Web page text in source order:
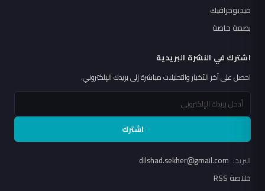
فيديوجرافيك
بصمة خاصة
اشترك في النشرة البريدية
احصل على آخر الأخبار والتحليلات مباشرة إلى بريدك الإلكتروني.
اشترك
البريد:
خلاصة RSS